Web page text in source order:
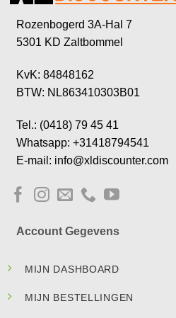
Rozenbogerd 3A-Hal 7
5301 KD Zaltbommel
KvK: 84848162
BTW: NL863410303B01
Tel.: (0418) 79 45 41
Whatsapp: +31418794541
E-mail: info@xldiscounter.com
Account Gegevens
MIJN DASHBOARD
MIJN BESTELLINGEN